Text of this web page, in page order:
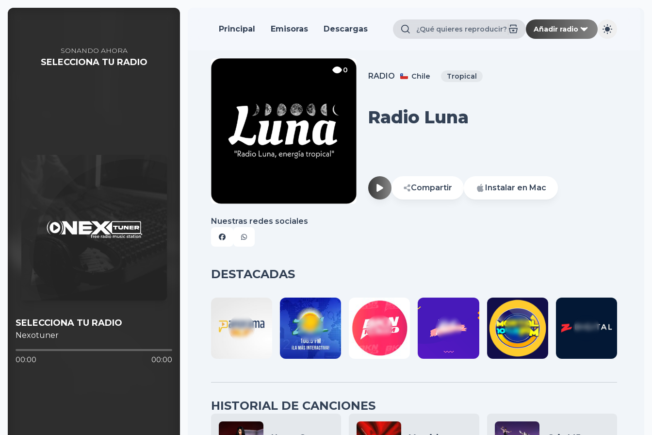
Principal Emisoras Descargas Añadir radio
RADIO Chile Tropical
Radio Luna
0
Compartir Instalar en Mac
Nuestras redes sociales
DESTACADAS
HISTORIAL DE CANCIONES
SONANDO AHORA
SELECCIONA TU RADIO
SELECCIONA TU RADIO
Nexotuner
00:00 00:00